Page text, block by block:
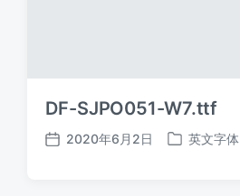
DF-SJPO051-W7.ttf
发
2020年6月2日
发
英文字体